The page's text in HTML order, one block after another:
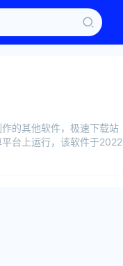
的其他软件，极速下载站
平台上运行，该软件于2022